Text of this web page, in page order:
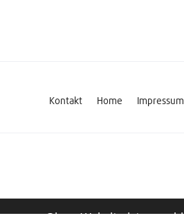
Kontakt Home Impressum